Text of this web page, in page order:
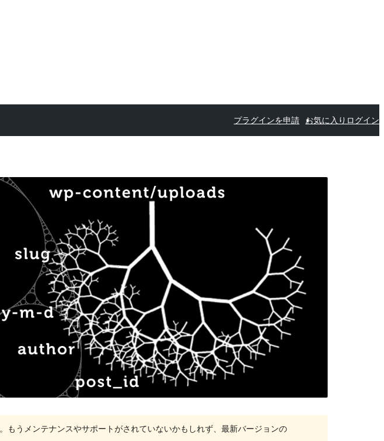
プラグインを申請 お気に入り ログイン
。もうメンテナンスやサポートがされていないかもしれず、最新バージョンの